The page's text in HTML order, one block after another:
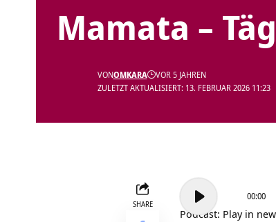
Mamata –
ZULETZT AKTUALISIERT: 13. FEBRUAR 2026 11:23
VONOMKARA VOR 5 JAHREN
SHARE
Audio-
Player
00:00
Podcast: Play in